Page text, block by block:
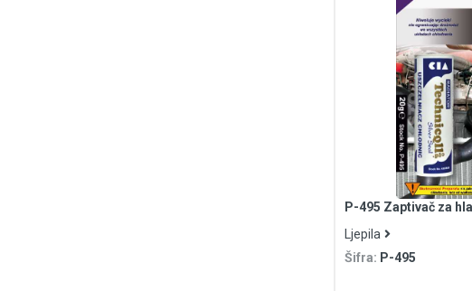
P-495 Zaptivač za
Ljepila
Šifra: P-495